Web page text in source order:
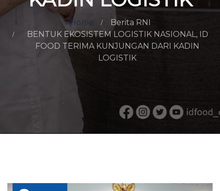
Home
Berita RNI
BENTUK EKOSISTEM LOGISTIK NASIONAL, ID
FOOD TERIMA KUNJUNGAN DARI KADIN
LOGISTIK